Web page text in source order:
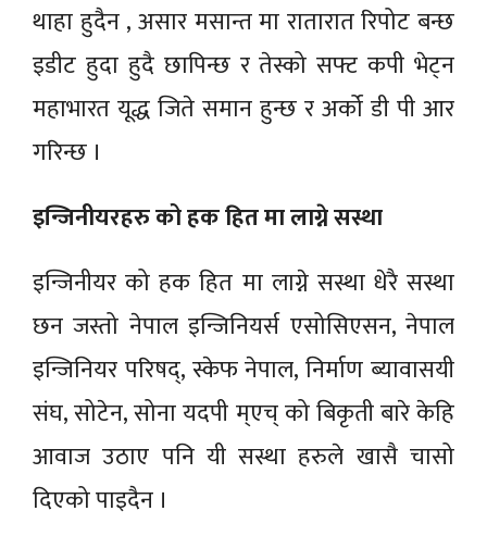
थाहा हुदैन , असार मसान्त मा रातारात रिपोट बन्छ
इडीट हुदा हुदै छापिन्छ र तेस्को सफ्ट कपी भेट्न
महाभारत यूद्ध जिते समान हुन्छ र अर्को डी पी आर
गरिन्छ ।
इन्जिनीयरहरु को हक हित मा लाग्ने सस्था
इन्जिनीयर को हक हित मा लाग्ने सस्था धेरै सस्था
छन जस्तो नेपाल इन्जिनियर्स एसोसिएसन, नेपाल
इन्जिनियर परिषद्, स्केफ नेपाल, निर्माण ब्यावासयी
संघ, सोटेन, सोना यदपी म्एच् को बिकृती बारे केहि
आवाज उठाए पनि यी सस्था हरुले खासै चासो
दिएको पाइदैन ।